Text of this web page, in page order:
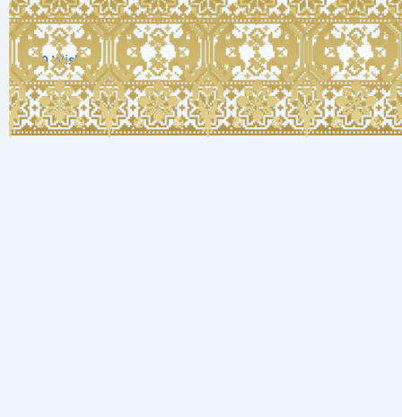
0Wishes